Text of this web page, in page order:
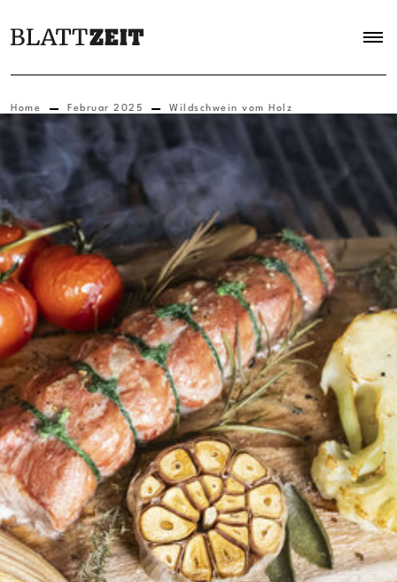
Home Februar 2025 Wildschwein vom Holz
(Foto: Wildgeflüster GbR)